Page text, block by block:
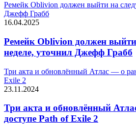
Ремейк Oblivion должен выйти на
Джефф Грабб
16.04.2025
Ремейк Oblivion должен
неделе, уточнил Джефф Грабб
Три акта и обновлённый Атлас — о
Exile 2
23.11.2024
Три акта и обновлённый
доступе Path of Exile 2